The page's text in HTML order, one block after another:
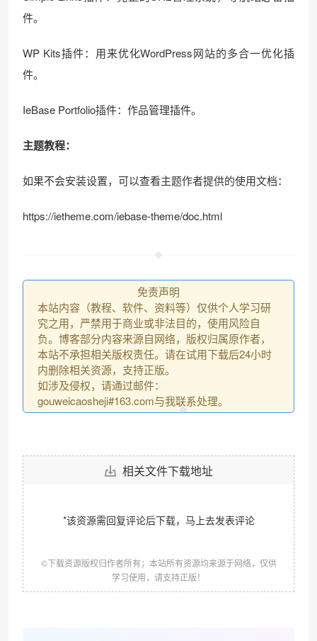
件。
WP Kits插件：用来优化WordPress网站的多合一优化插
件。
IeBase Portfolio插件：作品管理插件。
主题教程：
如果不会安装设置，可以查看主题作者提供的使用文档：
https://ietheme.com/iebase-theme/doc.html
免责声明
本站内容（教程、软件、资料等）仅供个人学习研
究之用，严禁用于商业或非法目的，使用风险自
负。博客部分内容来源自网络，版权归属原作者，
本站不承担相关版权责任。请在试用下载后24小时
内删除相关资源，支持正版。
如涉及侵权，请通过邮件：
gouweicaosheji#163.com与我联系处理。
相关文件下载地址
*该资源需回复评论后下载，马上去发表评论
©下载资源版权归作者所有；本站所有资源均来源于网络，仅供
学习使用，请支持正版！